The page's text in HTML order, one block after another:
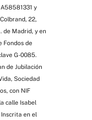
A58581331 y
22,
de Madrid, y en
Fondos de
G-0085.
de Jubilación
Sociedad
con NIF
calle Isabel
en el